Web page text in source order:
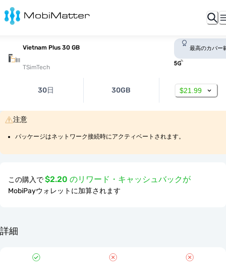
Vietnam Plus 30 GB
TSimTech
最高のカバー
30日 30GB $21.99
注意
パッケージはネットワーク接続時にアクティベートされます。
この購入で$2.20 のリワード・キャッシュバックが
MobiPayウォレットに加算されます
詳細